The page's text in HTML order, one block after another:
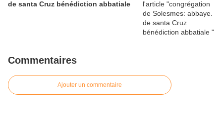
de santa Cruz bénédiction abbatiale
Commentaires
Ajouter un commentaire